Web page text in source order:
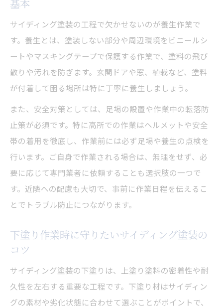
基本
サイディング塗装の工程で欠かせないのが養生作業で
す。養生とは、塗装しない部分や周辺環境をビニールシ
ートやマスキングテープで保護する作業で、塗料の飛び
散りや汚れを防ぎます。玄関ドアや窓、植栽など、塗料
が付着して困る場所は特に丁寧に養生しましょう。
また、安全対策としては、足場の設置や作業中の転落防
止策が必須です。特に高所での作業はヘルメットや安全
帯の着用を徹底し、作業前には必ず足場や養生の点検を
行います。ご自身で作業される場合は、無理をせず、必
要に応じて専門業者に依頼することも選択肢の一つで
す。近隣への配慮も大切で、事前に作業日程を伝えるこ
とでトラブル防止につながります。
下塗り作業時に守りたいサイディング塗装の
コツ
サイディング塗装の下塗りは、上塗り塗料の密着性や耐
久性を左右する重要な工程です。下塗り材はサイディン
グの素材や劣化状態に合わせて選ぶことがポイントで、